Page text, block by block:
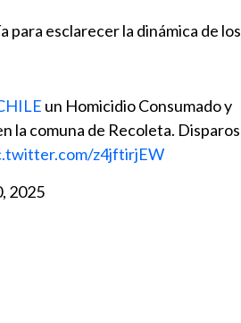
para esclarecer la dinámica de los
un Homicidio Consumado y
la comuna de Recoleta. Disparos
z4jftirjEW
2025